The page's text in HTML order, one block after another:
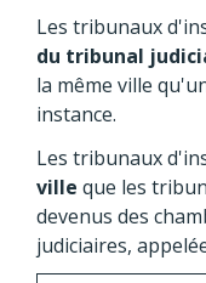
Les tribunaux
du tribunal
la même ville
instance.
Les tribunaux
ville que les
devenus des
judiciaires,